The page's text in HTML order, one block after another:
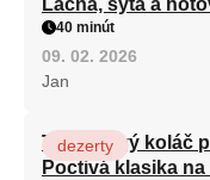
Lacná, sýta a
40 minút
09. 02. 2026
Jan
Tvarohový koláč
Poctivá klasika
dezerty